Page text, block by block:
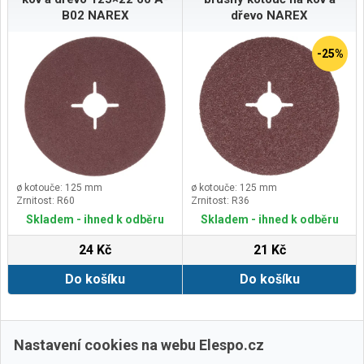
B02 NAREX
ø kotouče: 125 mm
Zrnitost: R60
Skladem - ihned k odběru
24 Kč
Do košíku
dřevo NAREX
-25%
ø kotouče: 125 mm
Zrnitost: R36
Skladem - ihned k odběru
21 Kč
Do košíku
Další › Poslední »
Nastavení cookies na webu Elespo.cz